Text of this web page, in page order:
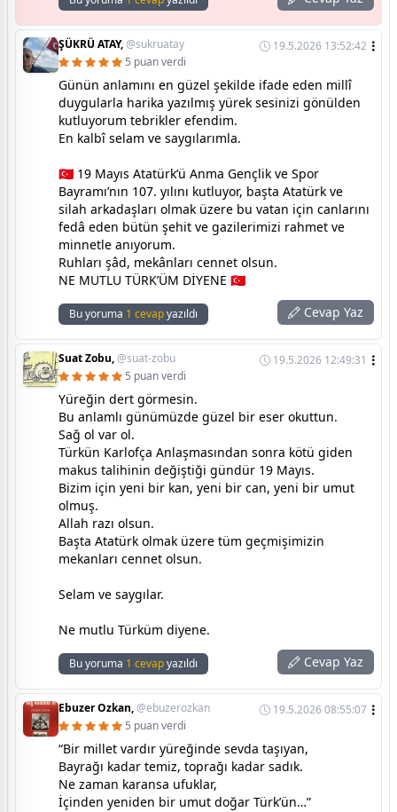
ŞÜKRÜ ATAY,@sukruatay
19.5.2026 13:52:42
5 puan verdi
Günün anlamını en güzel şekilde ifade eden millî
duygularla harika yazılmış yürek sesinizi gönülden
kutluyorum tebrikler efendim.
En kalbî selam ve saygılarımla.
🇹🇷 19 Mayıs Atatürk’ü Anma Gençlik ve Spor
Bayramı’nın 107. yılını kutluyor, başta Atatürk ve
silah arkadaşları olmak üzere bu vatan için canlarını
fedâ eden bütün şehit ve gazilerimizi rahmet ve
minnetle anıyorum.
Ruhları şâd, mekânları cennet olsun.
NE MUTLU TÜRK’ÜM DİYENE 🇹🇷
Bu yoruma 1 cevapyazıldı Cevap Yaz
Suat Zobu,@suat-zobu
19.5.2026 12:49:31
5 puan verdi
Yüreğin dert görmesin.
Bu anlamlı günümüzde güzel bir eser okuttun.
Sağ ol var ol.
Türkün Karlofça Anlaşmasından sonra kötü giden
makus talihinin değiştiği gündür 19 Mayıs.
Bizim için yeni bir kan, yeni bir can, yeni bir umut
olmuş.
Allah razı olsun.
Başta Atatürk olmak üzere tüm geçmişimizin
mekanları cennet olsun.
Selam ve saygılar.
Ne mutlu Türküm diyene.
Bu yoruma 1 cevapyazıldı Cevap Yaz
Ebuzer Ozkan,@ebuzerozkan
19.5.2026 08:55:07
5 puan verdi
“Bir millet vardır yüreğinde sevda taşıyan,
Bayrağı kadar temiz, toprağı kadar sadık.
Ne zaman karansa ufuklar,
İçinden yeniden bir umut doğar Türk’ün…”